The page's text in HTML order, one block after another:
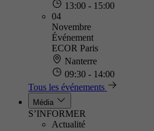
13:00 - 15:00
04
Novembre
Événement
ECOR Paris
Nanterre
09:30 - 14:00
Tous les événements
Média
S’INFORMER
Actualité